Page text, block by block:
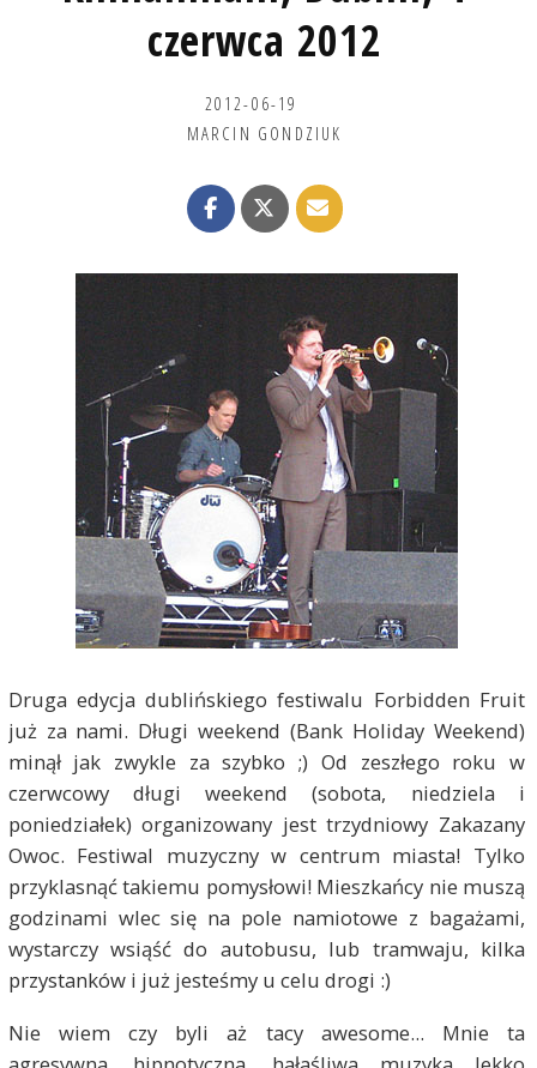
czerwca 2012
2012-06-19
MARCIN GONDZIUK
Druga edycja dublińskiego festiwalu Forbidden Fruit
już za nami. Długi weekend (Bank Holiday Weekend)
minął jak zwykle za szybko ;) Od zeszłego roku w
czerwcowy długi weekend (sobota, niedziela i
poniedziałek) organizowany jest trzydniowy Zakazany
Owoc. Festiwal muzyczny w centrum miasta! Tylko
przyklasnąć takiemu pomysłowi! Mieszkańcy nie muszą
godzinami wlec się na pole namiotowe z bagażami,
wystarczy wsiąść do autobusu, lub tramwaju, kilka
przystanków i już jesteśmy u celu drogi :)
Nie wiem czy byli aż tacy awesome... Mnie ta